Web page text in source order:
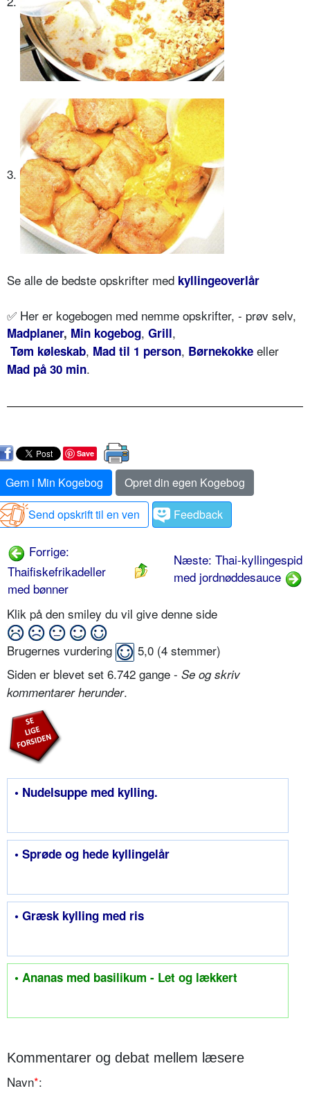
3.
Se alle de bedste opskrifter med kyllingeoverlår
✅ Her er kogebogen med nemme opskrifter, - prøv selv,
Madplaner, Min kogebog, Grill,
Tøm køleskab, Mad til 1 person, Børnekokke eller
Mad på 30 min.
Save
Gem i Min Kogebog
Opret din egen Kogebog
Send opskrift til en ven
Feedback
Forrige:
Thaifiskefrikadeller
med bønner
Næste: Thai-kyllingespid
med jordnøddesauce
Klik på den smiley du vil give denne side
Brugernes vurdering 5,0 (4 stemmer)
Siden er blevet set 6.742 gange - Se og skriv
kommentarer herunder.
• Nudelsuppe med kylling.
• Sprøde og hede kyllingelår
• Græsk kylling med ris
• Ananas med basilikum - Let og lækkert
Kommentarer og debat mellem læsere
Navn*: